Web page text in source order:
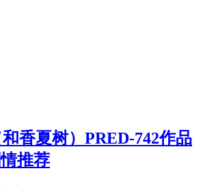
香夏树）PRED-742作品
推荐